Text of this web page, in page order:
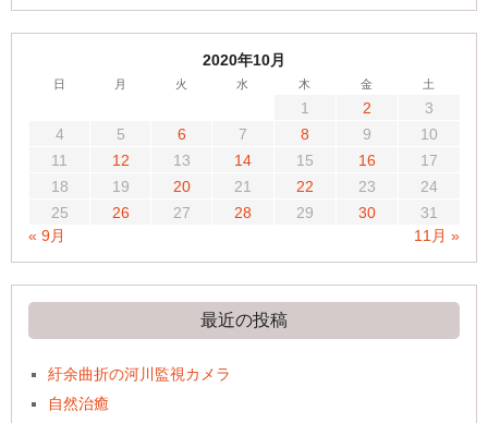
2020年10月
日 月 火 水 木 金 土
1 2
3
4
5 6 7 8 9
10
11
12 13 14 15 16
17
18
19 20 21 22 23
24
25
26 27 28 29 30
31
« 9月
11月 »
最近の投稿
紆余曲折の河川監視カメラ
自然治癒